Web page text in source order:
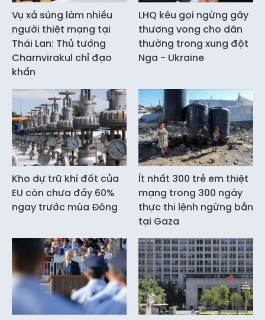
Vụ xả súng làm nhiều
người thiệt mạng tại
Thái Lan: Thủ tướng
Charnvirakul chỉ đạo
khẩn
LHQ kêu gọi ngừng gây
thương vong cho dân
thường trong xung đột
Nga - Ukraine
Kho dự trữ khí đốt của
EU còn chưa đầy 60%
ngay trước mùa Đông
Ít nhất 300 trẻ em thiệt
mạng trong 300 ngày
thực thi lệnh ngừng bắn
tại Gaza